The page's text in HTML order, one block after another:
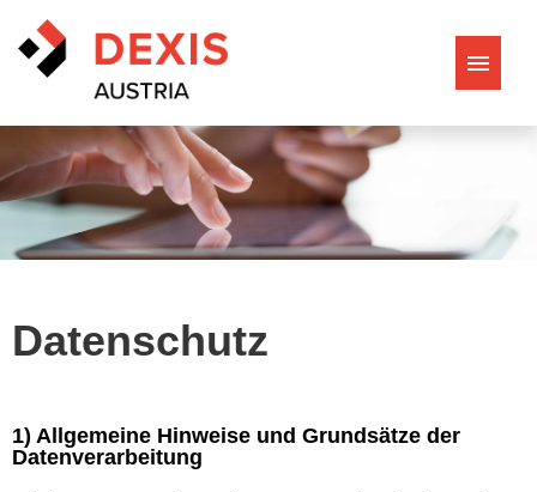
Offene Stellen
Berufsmöglichkeiten
Philosophie & Werte
Datenschutz
1) Allgemeine Hinweise und Grundsätze der
Datenverarbeitung